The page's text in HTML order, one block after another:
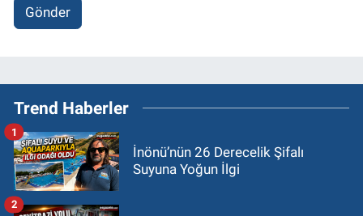
Gönder
Trend Haberler
İnönü’nün 26 Derecelik Şifalı
Suyuna Yoğun İlgi
1
2